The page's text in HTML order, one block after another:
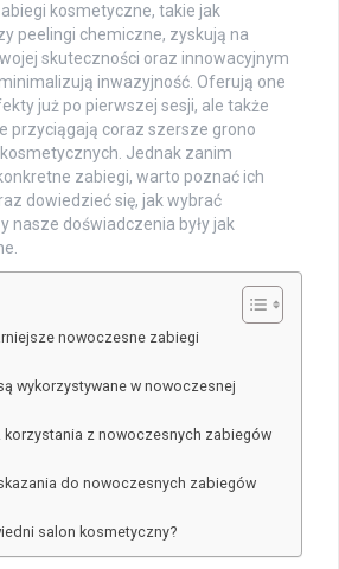
kosmetyczne, takie jak
peelingi chemiczne, zyskują na
skuteczności oraz innowacyjnym
inwazyjność. Oferują one
już po pierwszej sesji, ale także
przyciągają coraz szersze grono
Jednak zanim
zabiegi, warto poznać ich
dowiedzieć się, jak wybrać
nasze doświadczenia były jak
nowoczesne zabiegi
wykorzystywane w nowoczesnej
korzystania z nowoczesnych zabiegów
do nowoczesnych zabiegów
salon kosmetyczny?